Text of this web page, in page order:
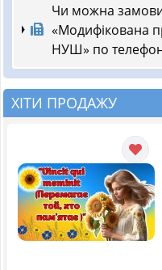
Чи можна
«Модифікована
НУШ» по
ХІТИ ПРОДАЖУ